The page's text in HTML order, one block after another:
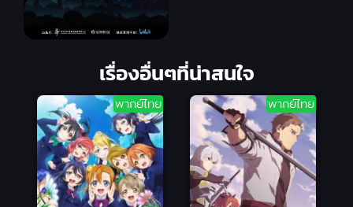
เรื่องอื่นๆที่น่าสนใจ
พากย์ไทย พากย์ไทย